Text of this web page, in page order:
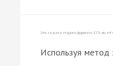
Это задача старого формата ЕГЭ, но её
Используя метод